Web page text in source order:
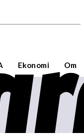
Ekonomi Om